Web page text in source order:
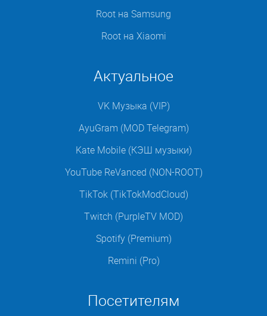
Root на Samsung
Root на Xiaomi
Актуальное
VK Музыка (VIP)
AyuGram (MOD Telegram)
Kate Mobile (КЭШ музыки)
YouTube ReVanced (NON-ROOT)
TikTok (TikTokModCloud)
Twitch (PurpleTV MOD)
Spotify (Premium)
Remini (Pro)
Посетителям